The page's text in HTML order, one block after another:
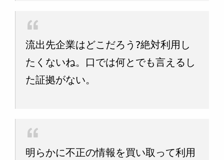
流出先企業はどこだろう?絶対利用し
たくないね。口では何とでも言えるし
た証拠がない。
明らかに不正の情報を買い取って利用